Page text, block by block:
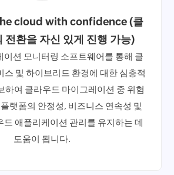
cloud with confidence (클
전환을 자신 있게 진행 가능)
이션 모니터링 소프트웨어를 통해 클
스 및 하이브리드 환경에 대한 심층적
하여 클라우드 마이그레이션 중 위험
랫폼의 안정성, 비즈니스 연속성 및
드 애플리케이션 관리를 유지하는 데
도움이 됩니다.